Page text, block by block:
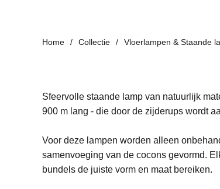
Home Collectie Vloerlampen & Staande
Sfeervolle staande lamp van natuurlijk
900 m lang - die door de zijderups wordt
Voor deze lampen worden alleen
samenvoeging van de cocons gevormd.
bundels de juiste vorm en maat bereiken.